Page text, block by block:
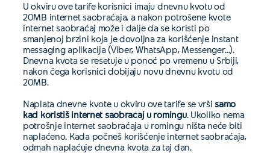
U okviru ove tarife korisnici imaju dnevnu kvotu od
20MB internet saobraćaja, a nakon potrošene kvote
internet saobraćaj može i dalje da se koristi po
smanjenoj brzini koja je dovoljna za korišćenje instant
messaging aplikacija (Viber, WhatsApp, Messenger…).
Dnevna kvota se resetuje u ponoć po vremenu u Srbiji,
nakon čega korisnici dobijaju novu dnevnu kvotu od
20MB.
Naplata dnevne kvote u okviru ove tarife se vršisamo
kad koristiš internet saobraćaj u romingu. Ukoliko nema
potrošnje internet saobraćaja u romingu ništa neće biti
naplaćeno. Kada počneš korišćenje internet saobraćaja,
odmah naplaćuje dnevna kvota za taj dan.